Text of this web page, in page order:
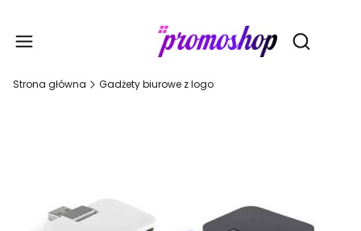
Otwórz
Strona główna Gadżety biurowe z logo